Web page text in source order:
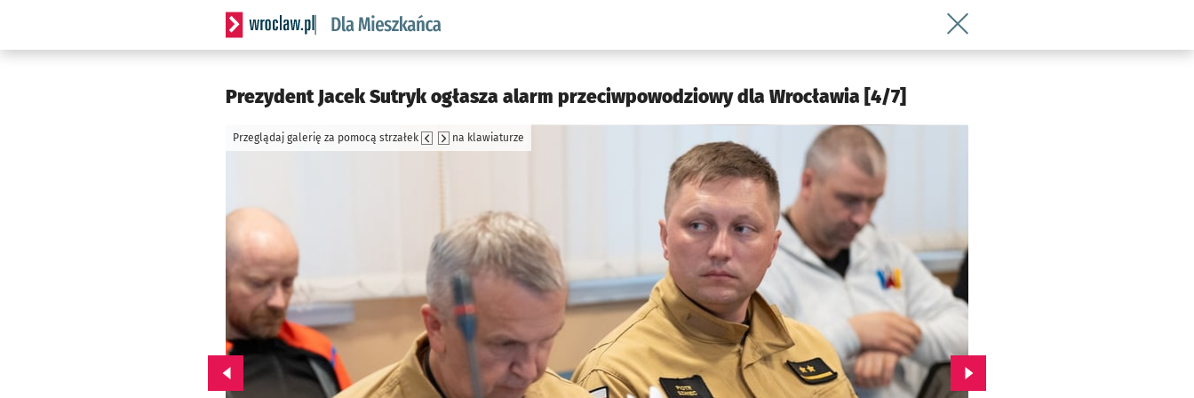
Serwis informacyjny wroclaw.pl podserwis: Dla mieszkańca
Wróć do artykułu Prezydent Jacek
Prezydent Jacek Sutryk ogłasza alarm przeciwpowodziowy dla Wrocławia [4/7]
Przeglądaj galerię za pomocą strzałek na klawiaturze
Przejdź do poprzedniego zdjęcia. Przejdź do kolejnego zdjęcia.